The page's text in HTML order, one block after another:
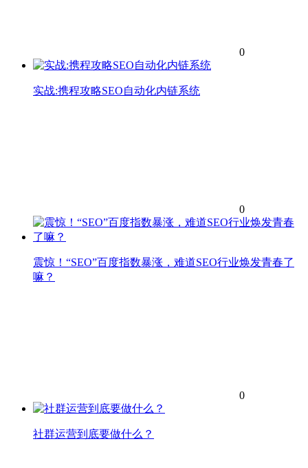
0
实战:携程攻略SEO自动化内链系统
0
震惊！“SEO”百度指数暴涨，难道SEO行业焕发青春了
嘛？
0
社群运营到底要做什么？